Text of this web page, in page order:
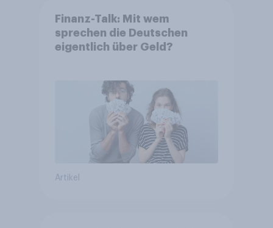
Finanz-Talk: Mit wem
sprechen die Deutschen
eigentlich über Geld?
Artikel